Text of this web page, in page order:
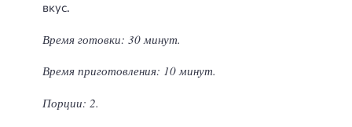
вкус.
Время готовки: 30 минут.
Время приготовления: 10 минут.
Порции: 2.